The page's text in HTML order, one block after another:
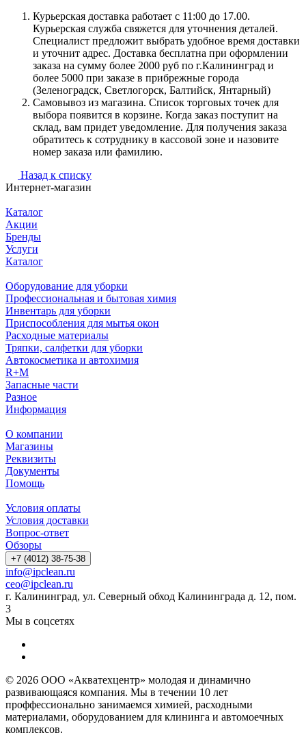
Курьерская доставка работает с 11:00 до 17.00.
Курьерская служба свяжется для уточнения деталей.
Специалист предложит выбрать удобное время доставки
и уточнит адрес. Доставка бесплатна при оформлении
заказа на сумму более 2000 руб по г.Калининград и
более 5000 при заказе в прибрежные города
(Зеленоградск, Светлогорск, Балтийск, Янтарный)
Самовывоз из магазина. Список торговых точек для
выбора появится в корзине. Когда заказ поступит на
склад, вам придет уведомление. Для получения заказа
обратитесь к сотруднику в кассовой зоне и назовите
номер заказа или фамилию.
Назад к списку
Интернет-магазин
Каталог
Акции
Бренды
Услуги
Каталог
Оборудование для уборки
Профессиональная и бытовая химия
Инвентарь для уборки
Приспособления для мытья окон
Расходные материалы
Тряпки, салфетки для уборки
Автокосметика и автохимия
R+M
Запасные части
Разное
Информация
О компании
Магазины
Реквизиты
Документы
Помощь
Условия оплаты
Условия доставки
Вопрос-ответ
Обзоры
+7 (4012) 38-75-38
info@ipclean.ru
ceo@ipclean.ru
г. Калининград, ул. Северный обход Калининграда д. 12, пом.
3
Мы в соцсетях
© 2026 ООО «Акватехцентр» молодая и динамично
развивающаяся компания. Мы в течении 10 лет
проффессионально занимаемся химией, расходными
материалами, оборудованием для клининга и автомоечных
комплексов.